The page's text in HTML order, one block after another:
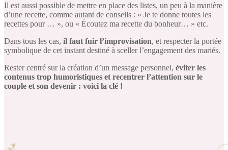
Il est aussi possible de mettre en place des listes, un peu à la manière
d’une recette, comme autant de conseils : « Je te donne toutes les
recettes pour … », ou « Écoutez ma recette du bonheur… » etc.
Dans tous les cas, il faut fuir l’improvisation, et respecter la portée
symbolique de cet instant destiné à sceller l’engagement des mariés.
Rester centré sur la création d’un message personnel, éviter les
contenus trop humoristiques et recentrer l’attention sur le
couple et son devenir : voici la clé !